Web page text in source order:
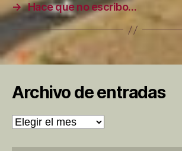
→ Hace que no escribo…
Archivo de entradas
Archivo
de
entradas